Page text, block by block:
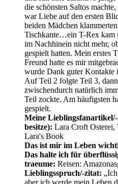
die schönsten Saltos
war Liebe auf den ersten
beiden Mädchen
Tischkante…ein T-Rex kam
im Nachhinein nicht mehr,
gespielt hatten. Mein erstes
Freund hatte es mir
wurde Dank guter Kontakte
Auf Teil 2 folgte Teil 3,
zwischendurch natürlich
Teil zockte. Am häufigsten
gespielt.
Meine
besitze): Lara Croft Osterei,
Lara's Book
Das ist mir im Leben
Das halte ich für
traeume: Reisen:
Lieblingsspruch/-zitat:
aber ich werde mein Leben